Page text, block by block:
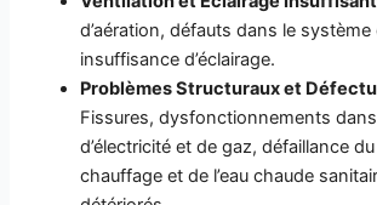
d’aération, défauts dans le
insuffisance d’éclairage.
Problèmes Structuraux et
Fissures, dysfonctionnements
d’électricité et de gaz, défaillance
chauffage et de l’eau chaude